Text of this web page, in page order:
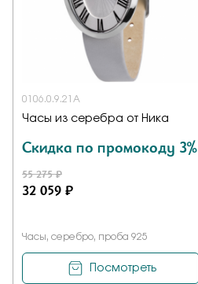
0106.0.9.21A
Часы из серебра от Ника
Скидка по промокоду 3%
55 275 ₽
32 059 ₽
Часы, серебро, проба 925
Посмотреть